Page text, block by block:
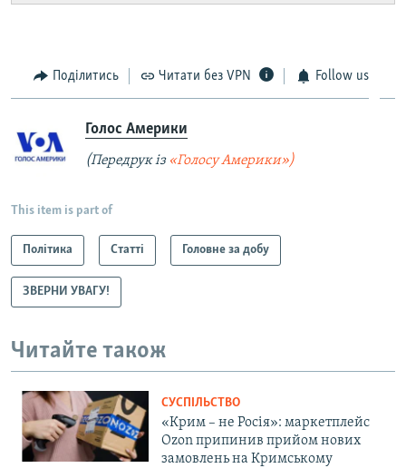
Поділитись Читати без VPN Follow us
Голос Америки
(Передрук із «Голосу Америки»)
This item is part of
Політика Статті Головне за добу
ЗВЕРНИ УВАГУ!
Читайте також
СУСПІЛЬСТВО
«Крим – не Росія»: маркетплейс
Ozon припинив прийом нових
замовлень на Кримському